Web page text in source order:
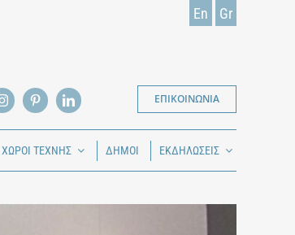
En Gr
ΕΠΙΚΟΙΝΩΝΙΑ
ΧΩΡΟΙ ΤΕΧΝΗΣ ΔΗΜΟΙ ΕΚΔΗΛΩΣΕΙΣ